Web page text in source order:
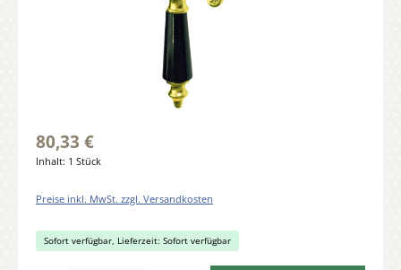
80,33 €
Inhalt: 1 Stück
Preise inkl. MwSt. zzgl. Versandkosten
Sofort verfügbar, Lieferzeit: Sofort verfügbar